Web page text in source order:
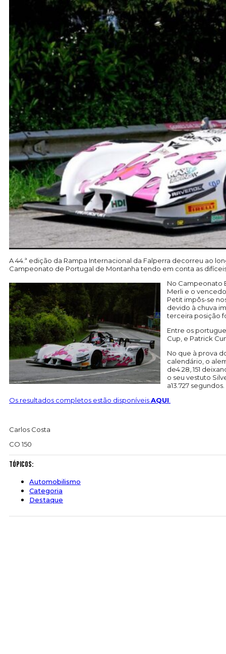
A 44.ª edição da Rampa Internacional da Falperra decorreu ao
Campeonato de Portugal de Montanha tendo em conta as
No Campeonato
Merli e o
Petit impôs-se
devido à chuva
terceira posição
Entre os
Cup, e Patrick
No que à prova
calendário, o
de4.28,.151
o seu vestuto
a13.727 segundos.
Os resultados completos estão disponíveisAQUI.
Carlos Costa
CO 150
Tópicos:
Automobilismo
Categoria
Destaque